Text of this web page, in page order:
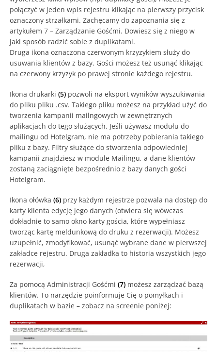
połączyć w jeden wpis rejestru klikając na pierwszy przycisk
oznaczony strzałkami. Zachęcamy do zapoznania się z
artykułem 7 – Zarządzanie Gośćmi. Dowiesz się z niego w
jaki sposób radzić sobie z duplikatami.
Druga ikona oznaczona czerwonym krzyzykiem służy do
usuwania klientów z bazy. Gości możesz też usunąć klikając
na czerwony krzyzyk po prawej stronie każdego rejestru.
Ikona drukarki (5) pozwoli na eksport wyników wyszukiwania
do pliku pliku .csv. Takiego pliku możesz na przykład użyć do
tworzenia kampanii mailngowych w zewnętrznych
aplikacjach do tego służących. Jeśli używasz modułu do
mailingu od Hotelgram, nie ma potrzeby pobierania takiego
pliku z bazy. Filtry służące do stworzenia odpowiedniej
kampanii znajdziesz w module Mailingu, a dane klientów
zostaną zaciągnięte bezpośrednio z bazy danych gości
Hotelgram.
Ikona ołówka (6) przy każdym rejestrze pozwala na dostęp do
karty klienta edycję jego danych (otwiera się wówczas
dokładnie to samo okno karty gościa, które wypełniasz
tworząc kartę meldunkową do druku z rezerwacji). Możesz
uzupełnić, zmodyfikować, usunąć wybrane dane w pierwszej
zakładce rejestru. Druga zakładka to historia wszystkich jego
rezerwacji,
Za pomocą Administracji Gośćmi (7) możesz zarządzać bazą
klientów. To narzędzie poinformuje Cię o pomyłkach i
duplikatach w bazie – zobacz na screenie poniżej: